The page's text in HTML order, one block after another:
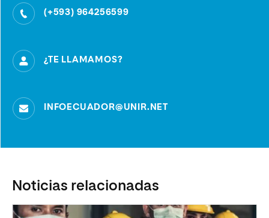
(+593) 964256599
¿TE LLAMAMOS?
INFOECUADOR@UNIR.NET
Noticias relacionadas